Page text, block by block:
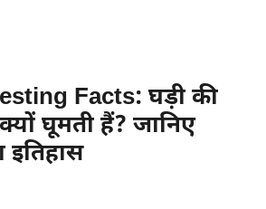
Facts: घड़ी की
घूमती हैं? जानिए